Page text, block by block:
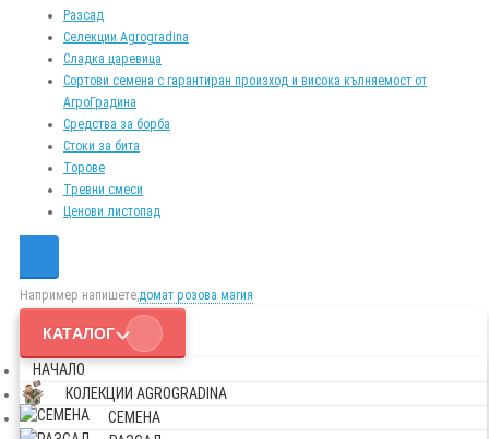
Разсад
Селекции Agrogradina
Сладка царевица
Сортови семена с гарантиран произход и висока кълняемост от
АгроГрадина
Средства за борба
Стоки за бита
Торове
Тревни смеси
Ценови листопад
Например напишете,домат розова магия
КАТАЛОГ
НАЧАЛО
КОЛЕКЦИИ AGROGRADINA
СЕМЕНА